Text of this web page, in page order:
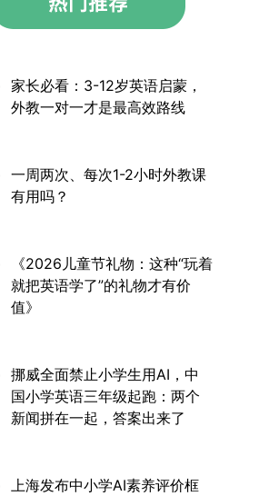
家长必看：3-12岁英语启蒙，
外教一对一才是最高效路线
一周两次、每次1-2小时外教课
有用吗？
《2026儿童节礼物：这种“玩着
就把英语学了”的礼物才有价
值》
挪威全面禁止小学生用AI，中
国小学英语三年级起跑：两个
新闻拼在一起，答案出来了
上海发布中小学AI素养评价框